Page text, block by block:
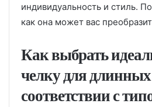
индивидуальность и стиль.
как она может вас
Как выбрать
челку для
соответствии с